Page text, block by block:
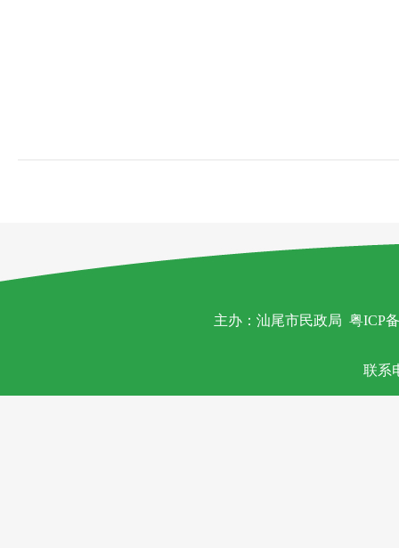
主办：汕尾市民政局 粤ICP
联系